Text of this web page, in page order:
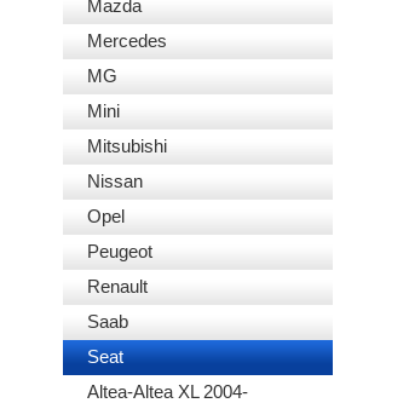
Mazda
Mercedes
MG
Mini
Mitsubishi
Nissan
Opel
Peugeot
Renault
Saab
Seat
Altea-Altea XL 2004-